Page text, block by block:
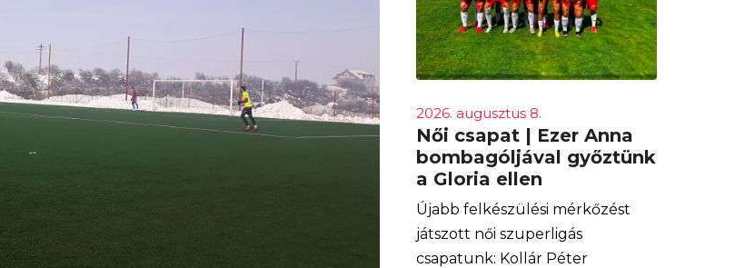
2026. augusztus 8.
Női csapat | Ezer Anna
bombagóljával győztünk
a Gloria ellen
Újabb felkészülési mérkőzést
játszott női szuperligás
csapatunk: Kollár Péter